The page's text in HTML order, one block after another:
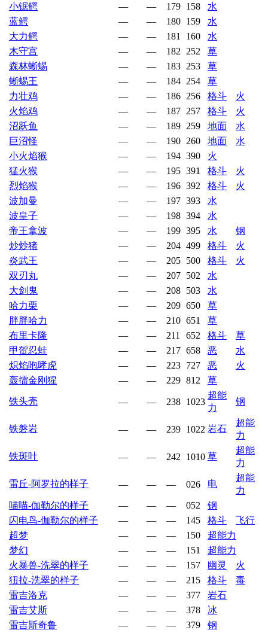
小锯鳄
— — 179 158
水
蓝鳄
— — 180 159
水
大力鳄
— — 181 160
水
木守宫
— — 182 252
草
森林蜥蜴
— — 183 253
草
蜥蜴王
— — 184 254
草
力壮鸡
— — 186 256 格斗
火
火焰鸡
— — 187 257 格斗
火
沼跃鱼
— — 189 259 地面
水
巨沼怪
— — 190 260 地面
水
小火焰猴
— — 194 390
火
猛火猴
— — 195 391 格斗
火
烈焰猴
— — 196 392 格斗
火
波加曼
— — 197 393
水
波皇子
— — 198 394
水
帝王拿波
— — 199 395 水
钢
炒炒猪
— — 204 499 格斗
火
炎武王
— — 205 500 格斗
火
双刃丸
— — 207 502
水
大剑鬼
— — 208 503
水
哈力栗
— — 209 650
草
胖胖哈力
— — 210 651
草
布里卡隆
— — 211 652 格斗
草
甲贺忍蛙
— — 217 658 恶
水
炽焰咆哮虎
— — 223 727 恶
火
轰擂金刚猩
— — 229 812 草
铁头壳 — — 238 1023
超能
力
钢
铁磐岩 — — 239 1022 岩石
超能
力
铁斑叶 — — 242 1010 草
超能
力
雷丘-阿罗拉的样子 — — — 026 电
超能
力
喵喵-伽勒尔的样子
— — — 052
钢
闪电鸟-伽勒尔的样子
— — — 145 格斗
飞行
超梦
— — — 150
超能力
梦幻
— — — 151
超能力
火暴兽-洗翠的样子
— — — 157 幽灵
火
狃拉-洗翠的样子
— — — 215 格斗
毒
雷吉洛克
— — — 377
岩石
雷吉艾斯
— — — 378
冰
雷吉斯奇鲁
— — — 379
钢